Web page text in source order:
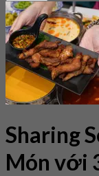
Sharing
Món với